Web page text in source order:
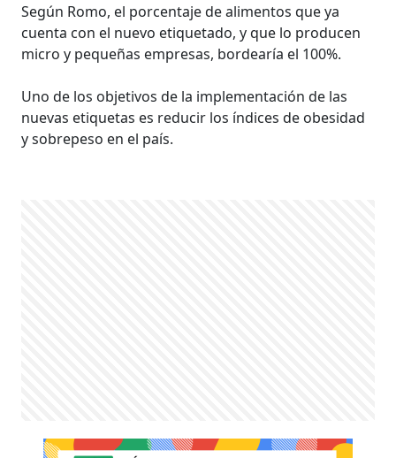
Según Romo, el porcentaje de alimentos que ya
cuenta con el nuevo etiquetado, y que lo producen
micro y pequeñas empresas, bordearía el 100%.
Uno de los objetivos de la implementación de las
nuevas etiquetas es reducir los índices de obesidad
y sobrepeso en el país.